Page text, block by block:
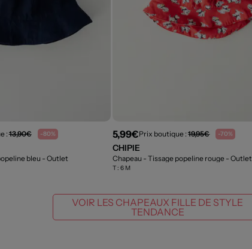
:13,90€ -80%
bleu - Outlet
5,99€Prix boutique :19,95€ -70%
CHIPIE
Chapeau - Tissage popeline rouge - Outlet
T :6 M
VOIR LES CHAPEAUX FILLE DE STYLE
TENDANCE